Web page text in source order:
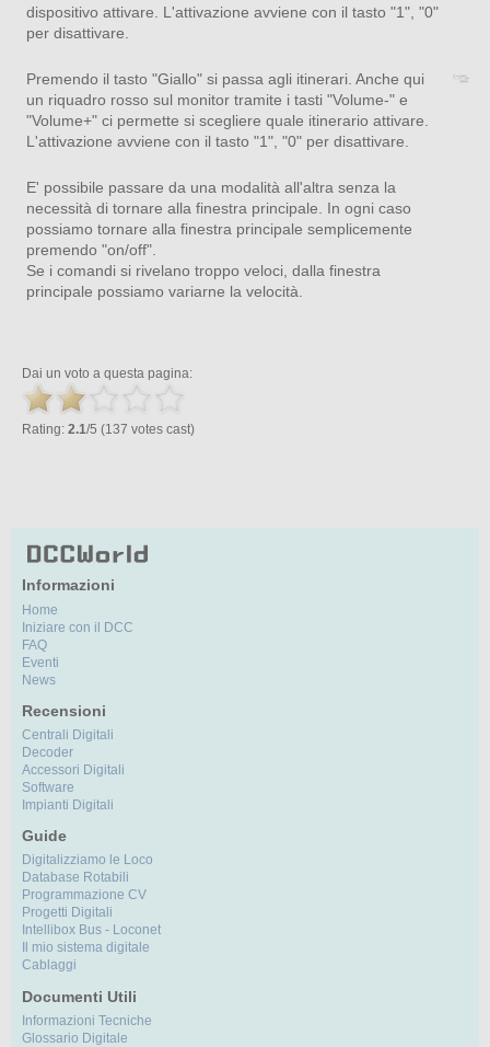
dispositivo attivare. L'attivazione avviene con il tasto "1", "0"
per disattivare.
Premendo il tasto "Giallo" si passa agli itinerari. Anche qui
un riquadro rosso sul monitor tramite i tasti "Volume-" e
"Volume+" ci permette si scegliere quale itinerario attivare.
L'attivazione avviene con il tasto "1", "0" per disattivare.
E' possibile passare da una modalità all'altra senza la
necessità di tornare alla finestra principale. In ogni caso
possiamo tornare alla finestra principale semplicemente
premendo "on/off".
Se i comandi si rivelano troppo veloci, dalla finestra
principale possiamo variarne la velocità.
Dai un voto a questa pagina:
Rating: 2.1/5 (137 votes cast)
Informazioni
Home
Iniziare con il DCC
FAQ
Eventi
News
Recensioni
Centrali Digitali
Decoder
Accessori Digitali
Software
Impianti Digitali
Guide
Digitalizziamo le Loco
Database Rotabili
Programmazione CV
Progetti Digitali
Intellibox Bus - Loconet
Il mio sistema digitale
Cablaggi
Documenti Utili
Informazioni Tecniche
Glossario Digitale